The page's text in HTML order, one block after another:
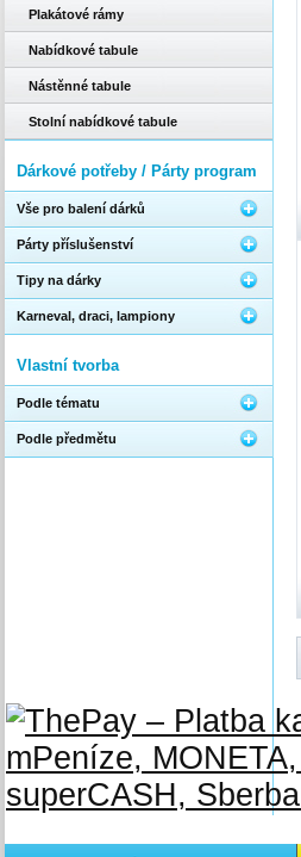
Plakátové rámy
Nabídkové tabule
Nástěnné tabule
Stolní nabídkové tabule
Dárkové potřeby / Párty program
Vše pro balení dárků
Párty příslušenství
Tipy na dárky
Karneval, draci, lampiony
Vlastní tvorba
Podle tématu
Podle předmětu